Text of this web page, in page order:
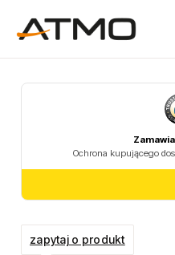
zapytaj o produkt